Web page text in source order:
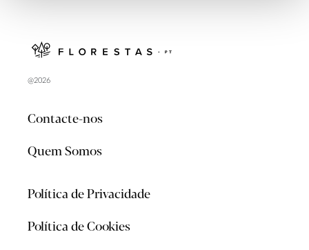
@2026
Contacte-nos
Quem Somos
Política de Privacidade
Política de Cookies